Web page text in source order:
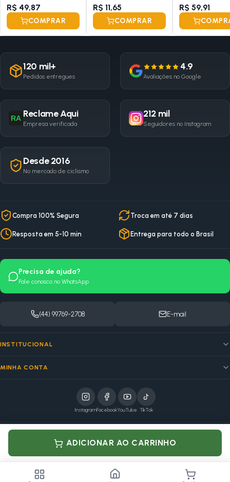
ADICIONAR AO CARRINHO
R$ 49,87
COMPRAR
R$ 11,65
COMPRAR
R$ 59,91
120 mil+
Pedidos entregues
4.9
Avaliações no Google
RA Reclame Aqui
Empresa verificada
212 mil
Seguidores no Instagram
Desde 2016
No mercado de ciclismo
Compra 100% Segura Troca em até 7 dias
Resposta em 5-10 min Entrega para todo o Brasil
Precisa de ajuda?
Fale conosco no WhatsApp
(44) 99769-2708 E-mail
INSTITUCIONAL
MINHA CONTA
InstagramFacebookYouTube TikTok
Pagamento processado por Mercado Pago
MSB VOLPATO COMERCIO DE PEÇAS · CNPJ: 08.964.836/0001-18
Av. Massuo Yoshiy, 4750 — Marialva, PR